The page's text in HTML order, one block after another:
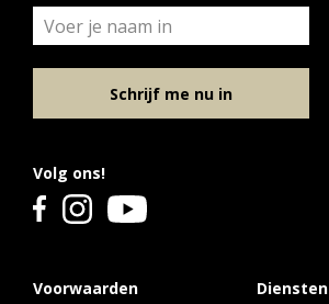
Voorwaarden Diensten
Volg ons!
Schrijf me nu in